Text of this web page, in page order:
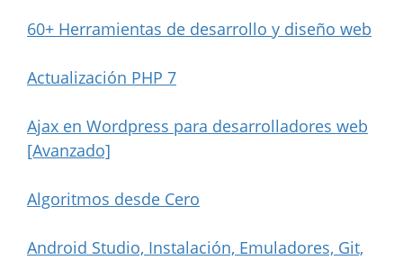
60+ Herramientas de desarrollo y diseño web
Actualización PHP 7
Ajax en Wordpress para desarrolladores web
[Avanzado]
Algoritmos desde Cero
Android Studio, Instalación, Emuladores, Git,